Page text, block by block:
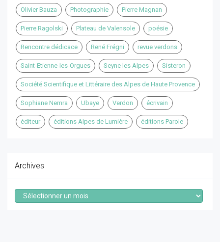
Olivier Bauza Photographie Pierre Magnan
Pierre Ragolski Plateau de Valensole poésie
Rencontre dédicace René Frégni revue verdons
Saint-Etienne-les-Orgues Seyne les Alpes Sisteron
Société Scientifique et Littéraire des Alpes de Haute Provence
Sophiane Nemra Ubaye Verdon écrivain
éditeur éditions Alpes de Lumière éditions Parole
Archives
Archives